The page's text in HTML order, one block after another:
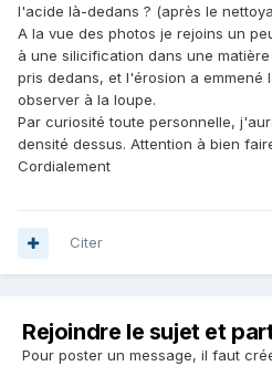
l'acide là-dedans ? (après le
A la vue des photos je rejoins un
à une silicification dans une
pris dedans, et l'érosion a emmené
observer à la loupe.
Par curiosité toute personnelle,
densité dessus. Attention à bien
Cordialement
Citer
Rejoindre le sujet et
Pour poster un message, il faut